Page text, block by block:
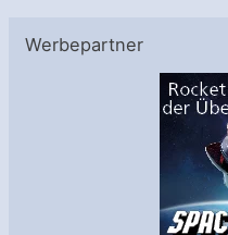
Werbepartner